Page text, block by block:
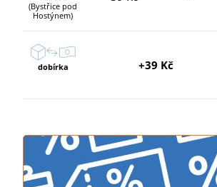
(Bystřice pod
Hostýnem)
dobírka +39 Kč